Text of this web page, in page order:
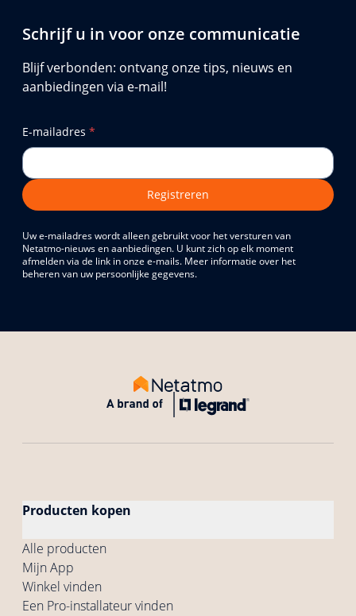
Schrijf u in voor onze communicatie
Blijf verbonden: ontvang onze tips, nieuws en
aanbiedingen via e-mail!
E-mailadres *
Registreren
Uw e-mailadres wordt alleen gebruikt voor het versturen van
Netatmo-nieuws en aanbiedingen. U kunt zich op elk moment
afmelden via de link in onze e-mails. Meer informatie over het
beheren van uw persoonlijke gegevens.
Producten kopen
Alle producten
Mijn App
Winkel vinden
Een Pro-installateur vinden